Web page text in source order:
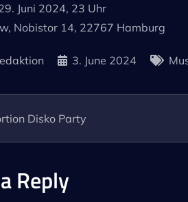
Juni 2024, 23 Uhr
Nobistor 14, 22767 Hamburg
3. June 2024
Disko Party
Reply